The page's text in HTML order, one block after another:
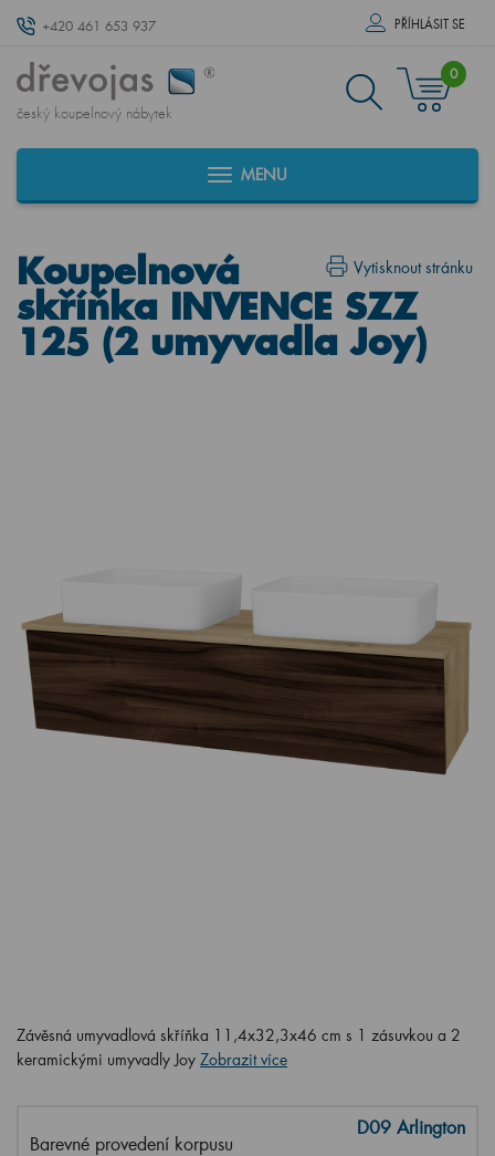
+420 461 653 937 PŘÍHLÁSIT SE
český koupelnový nábytek
0
MENU
Vytisknout stránku
Koupelnová
skříňka INVENCE SZZ
125 (2 umyvadla Joy)
Závěsná umyvadlová skříňka 11,4x32,3x46 cm s 1 zásuvkou a 2
keramickými umyvadly Joy Zobrazit více
Barevné provedení korpusu
D09 Arlington